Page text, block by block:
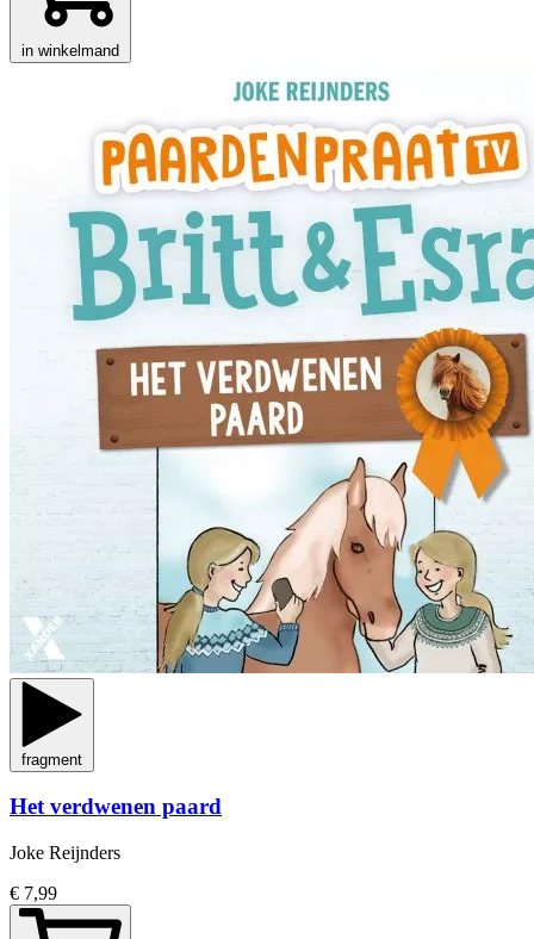
in winkelmand
fragment
Het verdwenen paard
Joke Reijnders
€ 7,99